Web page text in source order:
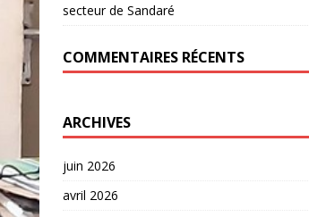
secteur de Sandaré
COMMENTAIRES RÉCENTS
ARCHIVES
juin 2026
avril 2026